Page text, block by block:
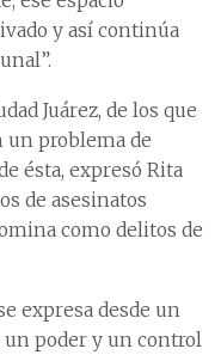
y así continúa
Juárez, de los que
un problema de
ésta, expresó Rita
de asesinatos
como delitos de
expresa desde un
poder y un control